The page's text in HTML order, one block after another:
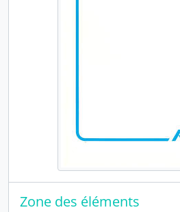
PER23 - La lettre du
PER25 - Un ticket pour
PER26 - Cap au Nord
PER27 - Actualités
Zone des éléments